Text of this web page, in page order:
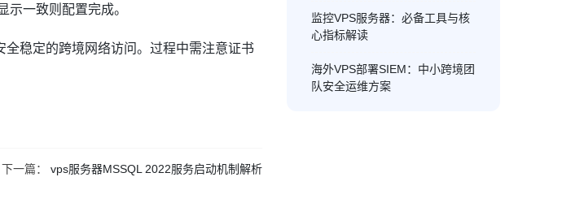
一致则配置完成。
稳定的跨境网络访问。过程中需注意证书
下一篇： vps服务器MSSQL 2022服务启动机制解析
监控VPS服务器：必备工具与核
心指标解读
海外VPS部署SIEM：中小跨境团
队安全运维方案